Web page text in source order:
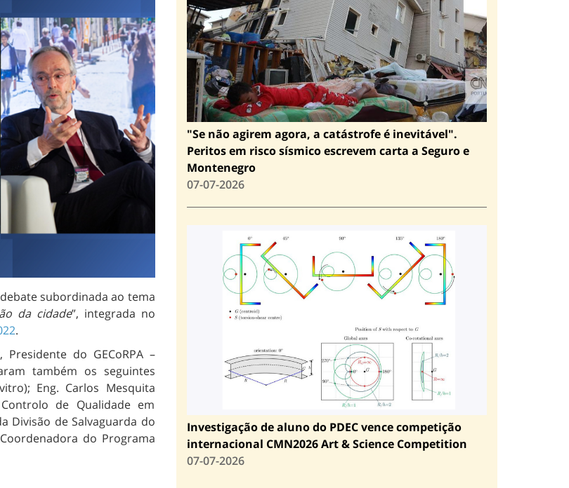
subordinada ao tema
da cidade”, integrada no
.
do GECoRPA –
também os seguintes
Eng. Carlos Mesquita
de Qualidade em
Divisão de Salvaguarda do
do Programa
"Se não agirem agora, a catástrofe é inevitável".
Peritos em risco sísmico escrevem carta a Seguro e
Montenegro
07-07-2026
Investigação de aluno do PDEC vence competição
internacional CMN2026 Art & Science Competition
07-07-2026